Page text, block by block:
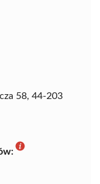
58, 44-203